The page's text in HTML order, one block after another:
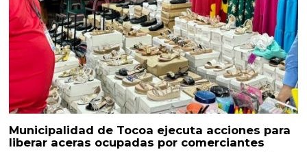
Municipalidad de Tocoa ejecuta acciones para
liberar aceras ocupadas por comerciantes